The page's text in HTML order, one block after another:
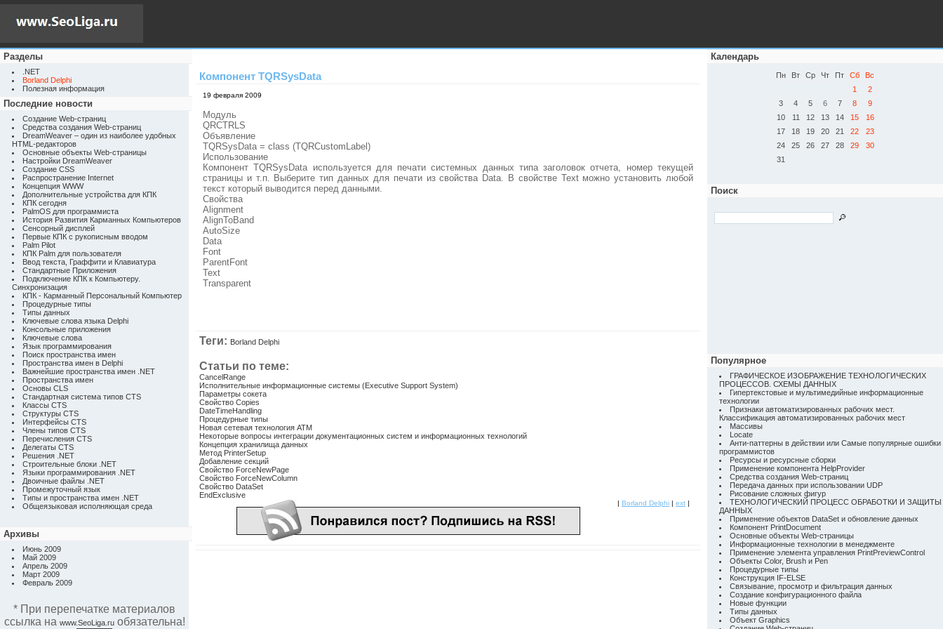
Разделы
.NET
Borland Delphi
Полезная информация
Последние новости
Создание Web-страниц
Средства создания Web-страниц
DreamWeaver – один из наиболее удобных
HTML-редакторов
Основные объекты Web-страницы
Настройки DreamWeaver
Создание CSS
Распространение Internet
Концепция WWW
Дополнительные устройства для КПК
КПК сегодня
PalmOS для программиста
История Развития Карманных Компьютеров
Сенсорный дисплей
Первые КПК с рукописным вводом
Palm Pilot
КПК Palm для пользователя
Ввод текста, Граффити и Клавиатура
Стандартные Приложения
Подключение КПК к Компьютеру.
Синхронизация
КПК - Карманный Персональный Компьютер
Процедурные типы
Типы данных
Ключевые слова языка Delphi
Консольные приложения
Ключевые слова
Язык программирования
Поиск пространства имен
Пространства имен в Delphi
Важнейшие пространства имен .NET
Пространства имен
Основы CLS
Стандартная система типов CTS
Классы CTS
Структуры CTS
Интерфейсы CTS
Члены типов CTS
Перечисления CTS
Делегаты CTS
Решения .NET
Строительные блоки .NET
Языки программирования .NET
Двоичные файлы .NET
Промежуточный язык
Типы и пространства имен .NET
Общеязыковая исполняющая среда
Архивы
Июнь 2009
Май 2009
Апрель 2009
Март 2009
Февраль 2009
* При перепечатке материалов
ссылка на www.SeoLiga.ruобязательна!
Компонент TQRSysData
19 февраля 2009
Модуль
QRCTRLS
Объявление
TQRSysData = class (TQRCustomLabel)
Использование
Компонент TQRSysData используется для печати системных данных типа заголовок отчета, номер текущей
страницы и т.п. Выберите тип данных для печати из свойства Data. В свойстве Text можно установить любой
текст который выводится перед данными.
Свойства
Alignment
AlignToBand
AutoSize
Data
Font
ParentFont
Text
Transparent
Теги: Borland Delphi
Статьи по теме:
CancelRange
Исполнительные информационные системы (Executive Support System)
Параметры сокета
Свойство Copies
DateTimeHandling
Процедурные типы
Новая сетевая технология АТМ
Некоторые вопросы интеграции документационных систем и информационных технологий
Концепция хранилища данных
Метод PrinterSetup
Добавление секций
Свойство ForceNewPage
Свойство ForceNewColumn
Свойство DataSet
EndExclusive
| Borland Delphi | ext |
Календарь
Пн Вт Ср Чт Пт Сб
Вс
1
2
3
4 5 6 7 8
9
10
11 12 13 14 15
16
17
18 19 20 21 22
23
24
25 26 27 28 29
30
31
Поиск
Популярное
ГРАФИЧЕСКОЕ ИЗОБРАЖЕНИЕ ТЕХНОЛОГИЧЕСКИХ
ПРОЦЕССОВ. СХЕМЫ ДАННЫХ
Гипертекстовые и мультимедийные информационные
технологии
Признаки автоматизированных рабочих мест.
Классификация автоматизированных рабочих мест
Массивы
Locate
Анти-паттерны в действии или Самые популярные ошибки
программистов
Ресурсы и ресурсные сборки
Применение компонента HelpProvider
Средства создания Web-страниц
Передача данных при использовании UDP
Рисование сложных фигур
ТЕХНОЛОГИЧЕСКИЙ ПРОЦЕСС ОБРАБОТКИ И ЗАЩИТЫ
ДАННЫХ
Применение объектов DataSet и обновление данных
Компонент PrintDocument
Основные объекты Web-страницы
Информационные технологии в менеджменте
Применение элемента управления PrintPreviewControl
Объекты Color, Brush и Pen
Процедурные типы
Конструкция IF-ELSE
Связывание, просмотр и фильтрация данных
Создание конфигурационного файла
Новые функции
Типы данных
Объект Graphics